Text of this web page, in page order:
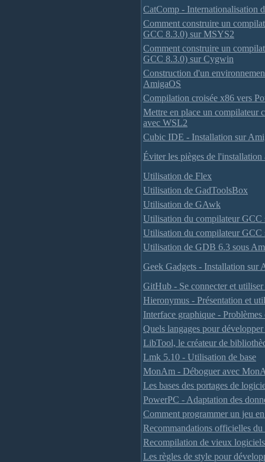
CatComp - Internationalisation
Comment construire un
GCC 8.3.0) sur MSYS2
Comment construire un
GCC 8.3.0) sur Cygwin
Construction d'un
AmigaOS
Compilation croisée x86 vers
Mettre en place un compilateur
avec WSL2
Cubic IDE - Installation sur
Éviter les pièges de
Utilisation de Flex
Utilisation de GadToolsBox
Utilisation de GAwk
Utilisation du compilateur GCC
Utilisation du compilateur GCC
Utilisation de GDB 6.3 sous
Geek Gadgets - Installation sur
GitHub - Se connecter et
Hieronymus - Présentation et
Interface graphique -
Quels langages pour
LibTool, le créateur de
Lmk 5.10 - Utilisation de base
MonAm - Déboguer avec
Les bases des portages de
PowerPC - Adaptation des
Comment programmer un jeu
Recommandations officielles
Recompilation de vieux
Les règles de style pour